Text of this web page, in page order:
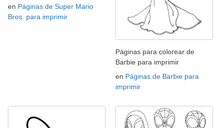
en Páginas de Super Mario
Bros. para imprimir
Páginas para colorear de
Barbie para imprimir
en Páginas de Barbie para
imprimir